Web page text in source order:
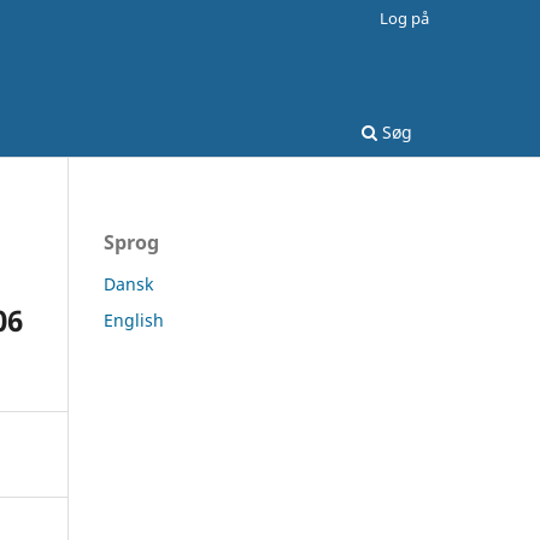
Søg
Log på
Sprog
Dansk
English